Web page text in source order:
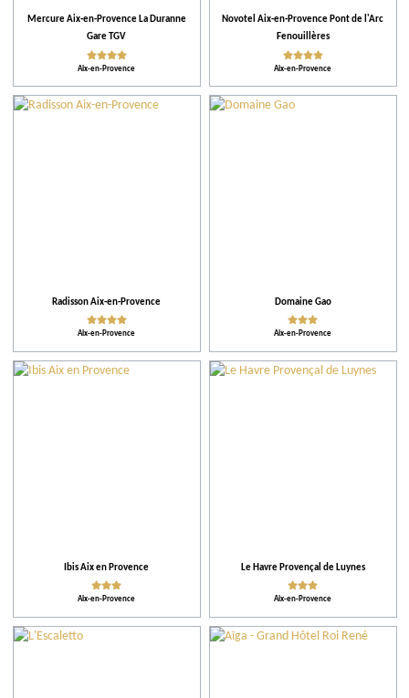
Parcs d'attractions et de loisirs
Lieux de divertissement
Équipements et Services
Action pour l'environnement
Mercure Aix-en-Provence La Duranne
Gare TGV
Aix-en-Provence
Novotel Aix-en-Provence Pont de l'Arc
Fenouillères
Aix-en-Provence
Radisson Aix-en-Provence
Aix-en-Provence
Domaine Gao
Aix-en-Provence
Ibis Aix en Provence
Aix-en-Provence
Le Havre Provençal de Luynes
Aix-en-Provence